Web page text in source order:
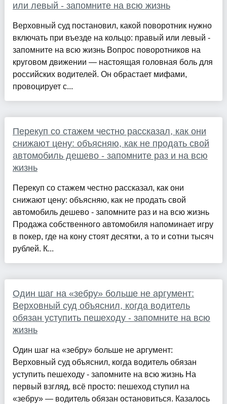
или левый - запомните на всю жизнь
Верховный суд постановил, какой поворотник нужно
включать при въезде на кольцо: правый или левый -
запомните на всю жизнь Вопрос поворотников на
круговом движении — настоящая головная боль для
российских водителей. Он обрастает мифами,
провоцирует с...
Перекуп со стажем честно рассказал, как они
снижают цену: объясняю, как не продать свой
автомобиль дешево - запомните раз и на всю
жизнь
Перекуп со стажем честно рассказал, как они
снижают цену: объясняю, как не продать свой
автомобиль дешево - запомните раз и на всю жизнь
Продажа собственного автомобиля напоминает игру
в покер, где на кону стоят десятки, а то и сотни тысяч
рублей. К...
Один шаг на «зебру» больше не аргумент:
Верховный суд объяснил, когда водитель
обязан уступить пешеходу - запомните на всю
жизнь
Один шаг на «зебру» больше не аргумент:
Верховный суд объяснил, когда водитель обязан
уступить пешеходу - запомните на всю жизнь На
первый взгляд, всё просто: пешеход ступил на
«зебру» — водитель обязан остановиться. Казалось